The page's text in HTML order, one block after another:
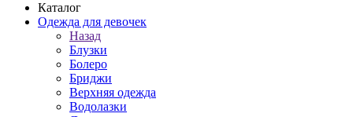
Каталог
Одежда для девочек
Назад
Блузки
Болеро
Бриджи
Верхняя одежда
Водолазки